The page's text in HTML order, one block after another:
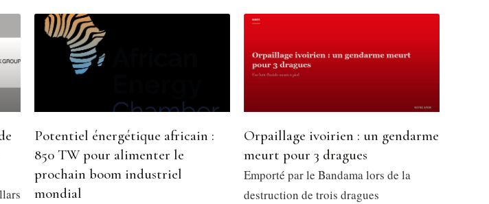
Potentiel énergétique africain :
850 TW pour alimenter le
prochain boom industriel
mondial
Orpaillage ivoirien : un gendarme
meurt pour 3 dragues
Emporté par le Bandama lors de la
destruction de trois dragues